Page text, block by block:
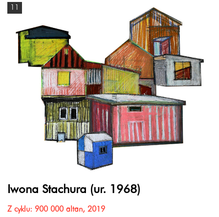
Iwona Stachura (ur. 1968)
Z cyklu: 900 000 altan, 2019